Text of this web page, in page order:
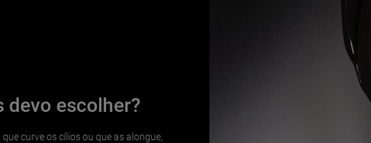
devo escolher?
curve os cílios ou que as alongue,